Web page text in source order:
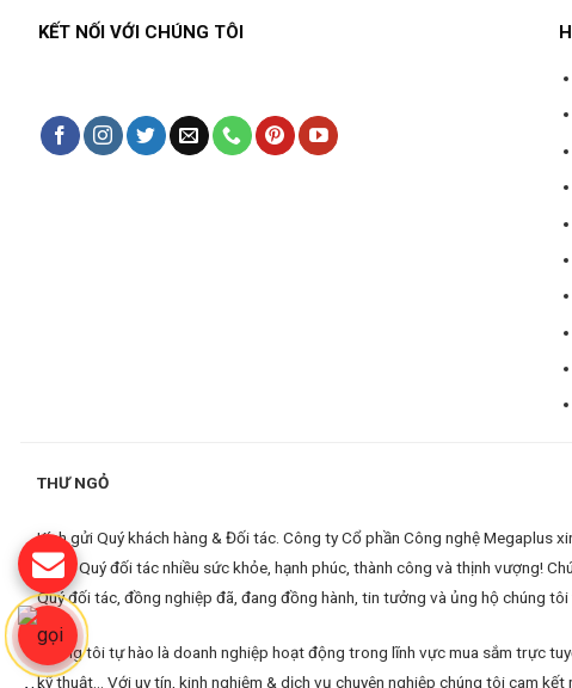
KẾT NỐI VỚI CHÚNG TÔI
THƯ NGỎ
Kính gửi Quý khách hàng & Đối tác. Công ty Cổ phần Công nghệ Megaplus
hàng, Quý đối tác nhiều sức khỏe, hạnh phúc, thành công và thịnh vượng!
Quý đối tác, đồng nghiệp đã, đang đồng hành, tin tưởng và ủng hộ chúng
Chúng tôi tự hào là doanh nghiệp hoạt động trong lĩnh vực mua sắm trực
kỹ thuật... Với uy tín, kinh nghiệm & dịch vụ chuyên nghiệp chúng tôi cam